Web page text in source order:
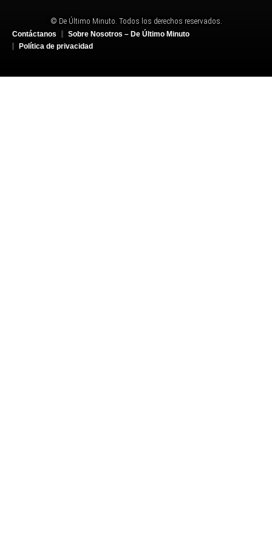
© De Último Minuto. Todos los derechos reservados.
Contáctanos
Sobre Nosotros – De Último Minuto
Política de privacidad